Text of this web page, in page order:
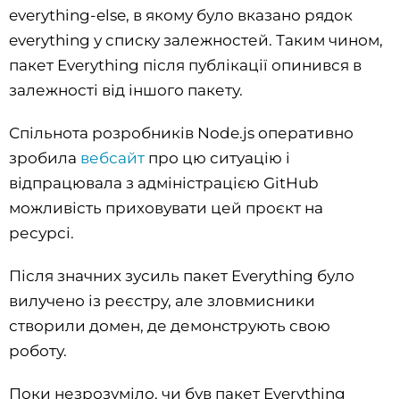
everything-else, в якому було вказано рядок
everything у списку залежностей. Таким чином,
пакет Everything після публікації опинився в
залежності від іншого пакету.
Спільнота розробників Node.js оперативно
зробила вебсайт про цю ситуацію і
відпрацювала з адміністрацією GitHub
можливість приховувати цей проєкт на
ресурсі.
Після значних зусиль пакет Everything було
вилучено із реєстру, але зловмисники
створили домен, де демонструють свою
роботу.
Поки незрозуміло, чи був пакет Everything